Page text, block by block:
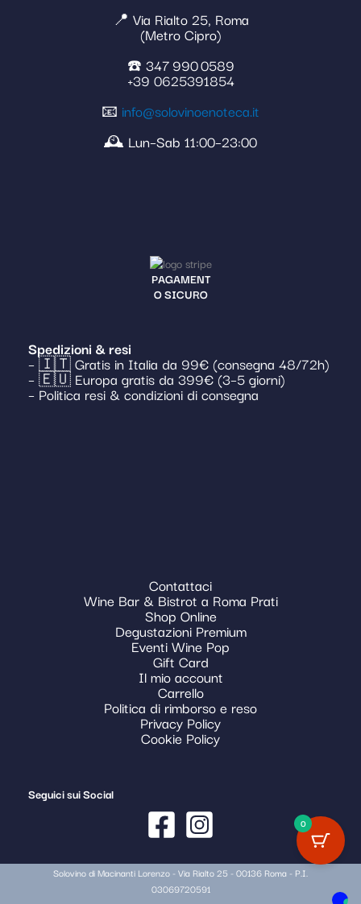
📍 Via Rialto 25, Roma
(Metro Cipro)
☎️ 347 990 0589
+39 0625391854
📧 info@solovinoenoteca.it
🕰️ Lun–Sab 11:00–23:00
PAGAMENT
O SICURO
Spedizioni & resi
– 🇮🇹 Gratis in Italia da 99€ (consegna 48/72h)
– 🇪🇺 Europa gratis da 399€ (3–5 giorni)
– Politica resi & condizioni di consegna
Contattaci
Wine Bar & Bistrot a Roma Prati
Shop Online
Degustazioni Premium
Eventi Wine Pop
Gift Card
Il mio account
Carrello
Politica di rimborso e reso
Privacy Policy
Cookie Policy
Seguici sui Social
Solovino di Macinanti Lorenzo - Via Rialto 25 - 00136 Roma - P.I.
03069720591
0